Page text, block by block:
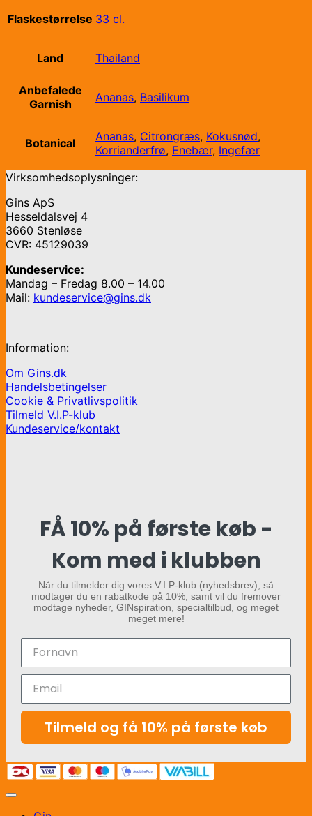
Flaskestørrelse 33 cl.
Land Thailand
Anbefalede
Garnish
Ananas, Basilikum
Botanical Ananas, Citrongræs, Kokusnød,
Korrianderfrø, Enebær, Ingefær
Virksomhedsoplysninger:
Gins ApS
Hesseldalsvej 4
3660 Stenløse
CVR: 45129039
Kundeservice:
Mandag – Fredag 8.00 – 14.00
Mail: kundeservice@gins.dk
Information:
Om Gins.dk
Handelsbetingelser
Cookie & Privatlivspolitik
Tilmeld V.I.P-klub
Kundeservice/kontakt
FÅ 10% på første køb -
Kom med i klubben
Når du tilmelder dig vores V.I.P-klub (nyhedsbrev), så
modtager du en rabatkode på 10%, samt vil du fremover
modtage nyheder, GINspiration, specialtilbud, og meget
meget mere!
Tilmeld og få 10% på første køb